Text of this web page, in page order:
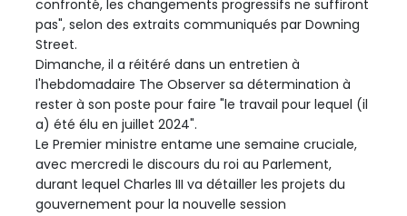
confronté, les changements progressifs ne suffiront
pas", selon des extraits communiqués par Downing
Street.
Dimanche, il a réitéré dans un entretien à
l'hebdomadaire The Observer sa détermination à
rester à son poste pour faire "le travail pour lequel (il
a) été élu en juillet 2024".
Le Premier ministre entame une semaine cruciale,
avec mercredi le discours du roi au Parlement,
durant lequel Charles III va détailler les projets du
gouvernement pour la nouvelle session